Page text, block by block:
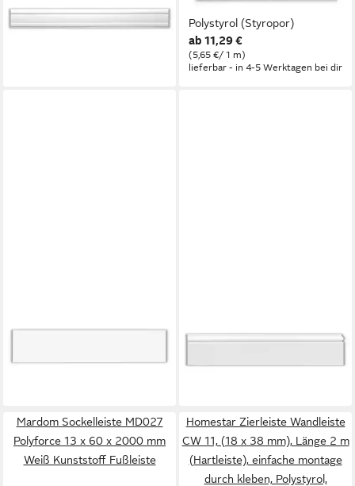
überstreichbar
XPS - 1 Stück (2 m), Kleben,
Polystyrol (Styropor)
ab 11,29 €
(5,65 €/ 1 m)
lieferbar - in 4-5 Werktagen bei dir
einfache Montage durch
Mardom Sockelleiste MD027
Polyforce 13 x 60 x 2000 mm
Weiß Kunststoff Fußleiste
Homestar Zierleiste Wandleiste
CW 11, (18 x 38 mm), Länge 2 m
(Hartleiste), einfache montage
durch kleben, Polystyrol,